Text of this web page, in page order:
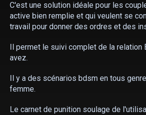
C'est une solution idéale pour les
active bien remplie et qui veulent se
travail pour donner des ordres et des
Il permet le suivi complet de la relation
avez.
Il y a des scénarios bdsm en tous
femme.
Le carnet de punition soulage de